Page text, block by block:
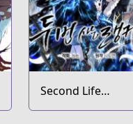
Second Life
Ranker